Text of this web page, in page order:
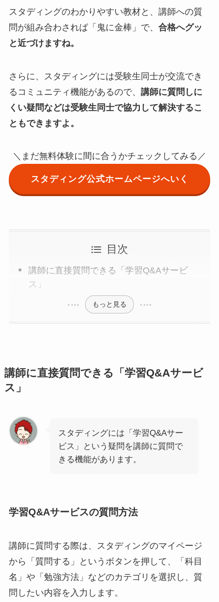
スタディングのわかりやすい教材と、講師への質
問が組み合わされば「鬼に金棒」で、 合格へグッ
と近づけますね。
さらに、スタディングには受験生同士が交流でき
るコミュニティ機能があるので、 講師に質問しに
くい疑問などは受験生同士で協力して解決するこ
ともできますよ。
＼まだ無料体験に間に合うかチェックしてみる／
スタディング公式ホームページへいく
目次
講師に直接質問できる「学習Q&Aサービ
ス」
もっと見る
講師に直接質問できる「学習Q&Aサービ
ス」
スタディングには「学習Q&Aサー
ビス」という疑問を講師に質問で
きる機能があります。
学習Q&Aサービスの質問方法
講師に質問する際は、スタディングのマイページ
から「質問する」というボタンを押して、「科目
名」や「勉強方法」などのカテゴリを選択し、質
問したい内容を入力します。